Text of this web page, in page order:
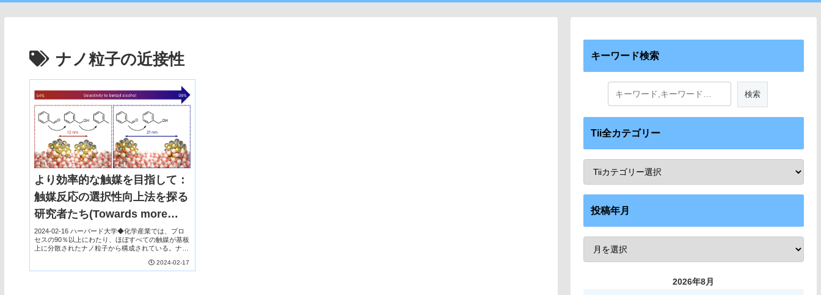
ナノ粒子の近接性
より効率的な触媒を目指して：
触媒反応の選択性向上法を探る
研究者たち(Towards more
efficient catalysts：
Researchers expand ways to
improve the selectivity of
2024-02-16 ハーバード大学◆化学産業では、プロ
セスの90％以上にわたり、ほぼすべての触媒が基板
上に分散されたナノ粒子から構成されている。ナノ
重要な役割を果たすことは長く疑われてきたが、...
2024-02-17
キーワード検索
Tii全カテゴリー
投稿年月
2026年8月